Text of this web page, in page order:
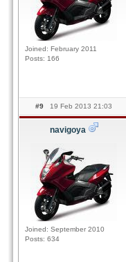
Joined: February 2011
Posts: 166
#9 19 Feb 2013 21:03
navigoya
Joined: September 2010
Posts: 634